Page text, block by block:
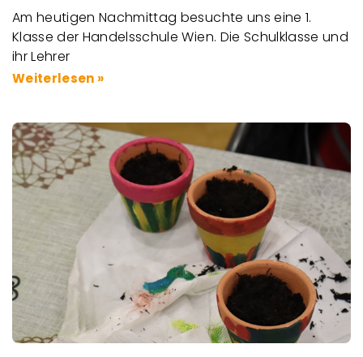
Am heutigen Nachmittag besuchte uns eine 1.
Klasse der Handelsschule Wien. Die Schulklasse und
ihr Lehrer
Weiterlesen »